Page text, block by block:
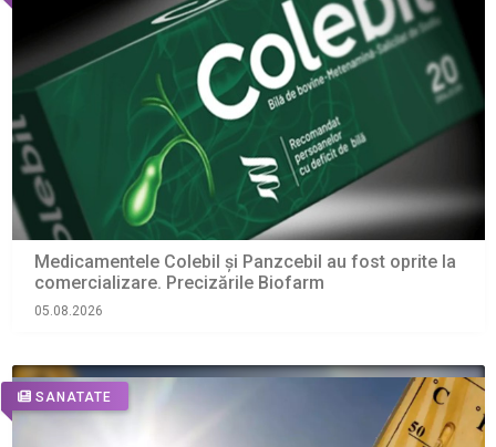
Medicamentele Colebil și Panzcebil au fost oprite la
comercializare. Precizările Biofarm
05.08.2026
SANATATE